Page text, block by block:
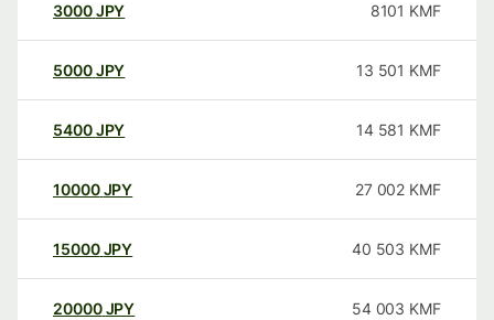
3000JPY 8101 KMF
5000JPY 13 501 KMF
5400JPY 14 581 KMF
10000 JPY 27 002 KMF
15000 JPY 40 503 KMF
20000 JPY 54 003 KMF